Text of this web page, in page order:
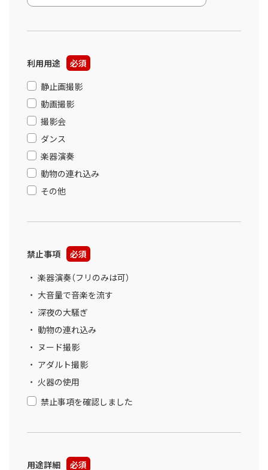
利用用途
必須
静止画撮影
動画撮影
撮影会
ダンス
楽器演奏
動物の連れ込み
その他
禁止事項
必須
楽器演奏（フリのみは可）
大音量で音楽を流す
深夜の大騒ぎ
動物の連れ込み
ヌード撮影
アダルト撮影
火器の使用
禁止事項を確認しました
用途詳細 必須